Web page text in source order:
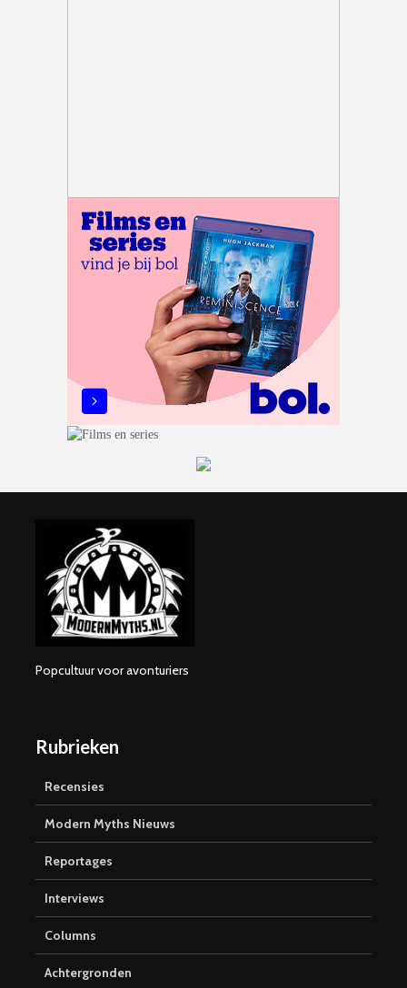
Popcultuur voor avonturiers
Rubrieken
Recensies
Modern Myths Nieuws
Reportages
Interviews
Columns
Achtergronden